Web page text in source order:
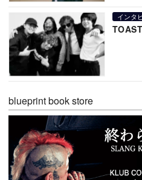
インタ
blueprint book store